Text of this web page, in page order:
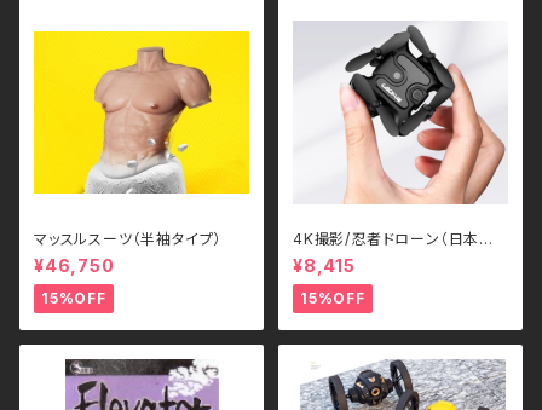
マッスルスーツ（半袖タイプ）
¥46,750
15%OFF
4K撮影/忍者ドローン（日本語
解説書付き）
¥8,415
15%OFF